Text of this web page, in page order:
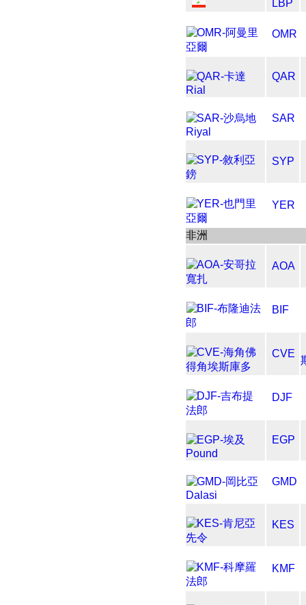
LBP
OMR
QAR
SAR
SYP
YER
非洲
AOA
BIF
CVE
DJF
EGP
GMD
KES
KMF